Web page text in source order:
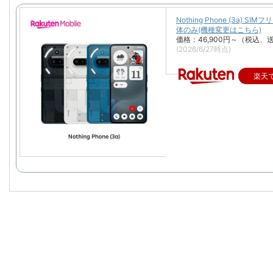
Nothing Phone (3a) SIMフ
体のみ(機種変更はこちら)
価格：46,900円～（税込、
(2026/6/27時点)
楽天